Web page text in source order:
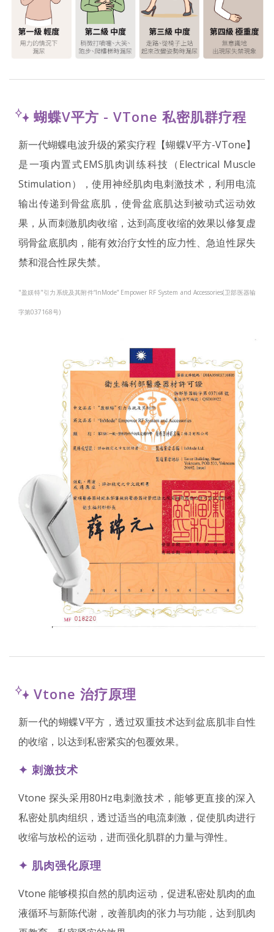
蝴蝶V平方 - VTone 私密肌群疗程
新一代蝴蝶电波升级的紧实疗程【蝴蝶V平方-VTone】
是一项内置式EMS肌肉训练科技（Electrical Muscle
Stimulation），使用神经肌肉电刺激技术，利用电流
输出传递到骨盆底肌，使骨盆底肌达到被动式运动效
果，从而刺激肌肉收缩，达到高度收缩的效果以修复虚
弱骨盆底肌肉，能有效治疗女性的应力性、急迫性尿失
禁和混合性尿失禁。
"盈媄特"引力系统及其附件“InMode” Empower RF System and Accessories(卫部医器输
字第037168号)
Vtone 治疗原理
新一代的蝴蝶V平方，透过双重技术达到盆底肌非自性
的收缩，以达到私密紧实的包覆效果。
✦ 刺激技术
Vtone 探头采用80Hz电刺激技术，能够更直接的深入
私密处肌肉组织，透过适当的电流刺激，促使肌肉进行
收缩与放松的运动，进而强化肌群的力量与弹性。
✦ 肌肉强化原理
Vtone 能够模拟自然的肌肉运动，促进私密处肌肉的血
液循环与新陈代谢，改善肌肉的张力与功能，达到肌肉